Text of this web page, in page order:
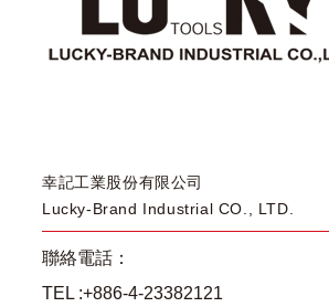
幸記工業股份有限公司
Lucky-Brand Industrial CO., LTD.
聯絡電話：
TEL :+886-4-23382121